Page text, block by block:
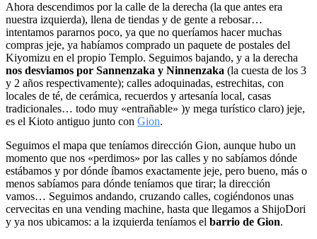
Ahora descendimos por la calle de la derecha (la que antes era
nuestra izquierda), llena de tiendas y de gente a rebosar…
intentamos pararnos poco, ya que no queríamos hacer muchas
compras jeje, ya habíamos comprado un paquete de postales del
Kiyomizu en el propio Templo. Seguimos bajando, y a la derecha
nos desviamos por Sannenzaka y Ninnenzaka (la cuesta de los 3
y 2 años respectivamente); calles adoquinadas, estrechitas, con
locales de té, de cerámica, recuerdos y artesanía local, casas
tradicionales… todo muy «entrañable» )y mega turístico claro) jeje,
es el Kioto antiguo junto con Gion.
Seguimos el mapa que teníamos dirección Gion, aunque hubo un
momento que nos «perdimos» por las calles y no sabíamos dónde
estábamos y por dónde íbamos exactamente jeje, pero bueno, más o
menos sabíamos para dónde teníamos que tirar; la dirección
vamos… Seguimos andando, cruzando calles, cogiéndonos unas
cervecitas en una vending machine, hasta que llegamos a ShijoDori
y ya nos ubicamos: a la izquierda teníamos el barrio de Gion.